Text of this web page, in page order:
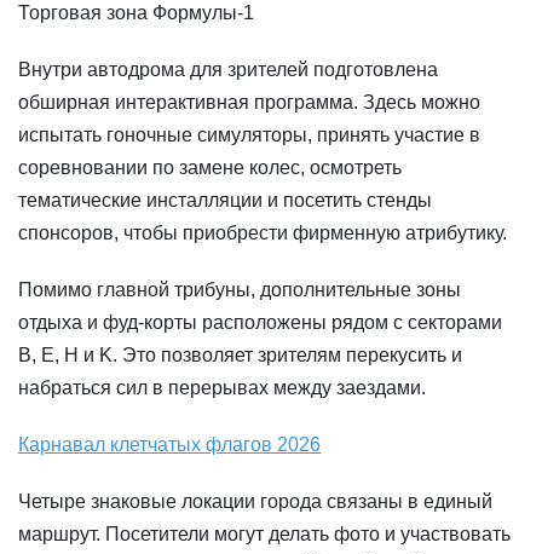
Торговая зона Формулы-1
Внутри автодрома для зрителей подготовлена
обширная интерактивная программа. Здесь можно
испытать гоночные симуляторы, принять участие в
соревновании по замене колес, осмотреть
тематические инсталляции и посетить стенды
спонсоров, чтобы приобрести фирменную атрибутику.
Помимо главной трибуны, дополнительные зоны
отдыха и фуд-корты расположены рядом с секторами
B, E, H и K. Это позволяет зрителям перекусить и
набраться сил в перерывах между заездами.
Карнавал клетчатых флагов 2026
Четыре знаковые локации города связаны в единый
маршрут. Посетители могут делать фото и участвовать